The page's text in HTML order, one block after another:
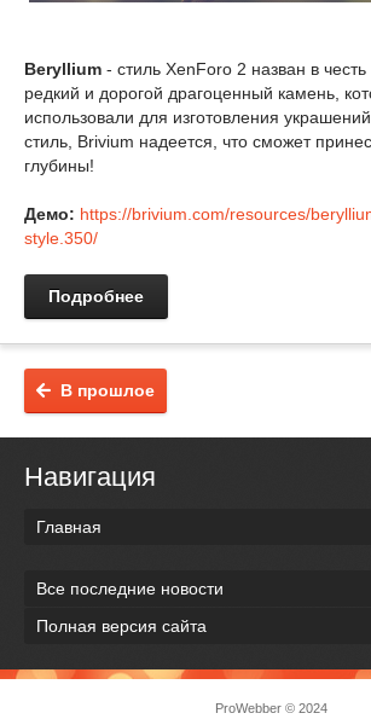
Beryllium - стиль XenForo 2 назван в
редкий и дорогой драгоценный камень,
использовали для изготовления
стиль, Brivium надеется, что сможет
глубины!
Демо: https://brivium.com/resources/
style.350/
Подробнее
В прошлое
Навигация
Главная
Все последние новости
Полная версия сайта
ProWebber © 2024